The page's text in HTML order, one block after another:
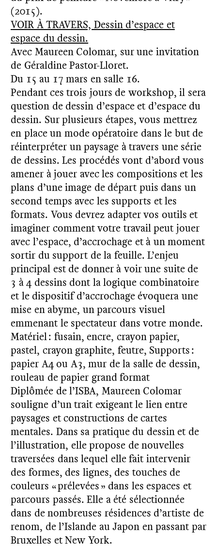
U
E
(2015).
VOIR À TRAVERS, Dessin d’espace et
espace du dessin.
Avec Maureen Colomar, sur une invitation
de Géraldine Pastor-Lloret.
Du 15 au 17 mars en salle 16.
Pendant ces trois jours de workshop, il sera
question de dessin d’espace et d’espace du
dessin. Sur plusieurs étapes, vous mettrez
en place un mode opératoire dans le but de
réinterpréter un paysage à travers une série
de dessins. Les procédés vont d’abord vous
amener à jouer avec les compositions et les
plans d’une image de départ puis dans un
second temps avec les supports et les
formats. Vous devrez adapter vos outils et
imaginer comment votre travail peut jouer
avec l’espace, d’accrochage et à un moment
sortir du support de la feuille. L’enjeu
principal est de donner à voir une suite de
3 à 4 dessins dont la logique combinatoire
et le dispositif d’accrochage évoquera une
mise en abyme, un parcours visuel
emmenant le spectateur dans votre monde.
Matériel : fusain, encre, crayon papier,
pastel, crayon graphite, feutre, Supports :
papier A4 ou A3, mur de la salle de dessin,
rouleau de papier grand format
Diplômée de l’ISBA, Maureen Colomar
souligne d’un trait exigeant le lien entre
paysages et constructions de cartes
mentales. Dans sa pratique du dessin et de
l’illustration, elle propose de nouvelles
traversées dans lequel elle fait intervenir
des formes, des lignes, des touches de
couleurs « prélevées » dans les espaces et
parcours passés. Elle a été sélectionnée
dans de nombreuses résidences d’artiste de
renom, de l’Islande au Japon en passant par
Bruxelles et New York.